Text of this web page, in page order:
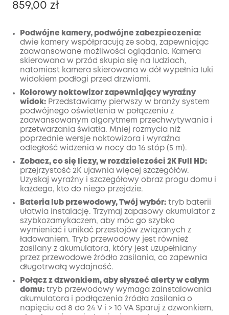
859,00 zł
Wyłączony
Kod:
KOPIA
Podwójne kamery, podwójne zabezpieczenia:
dwie kamery współpracują ze sobą, zapewniając
zaawansowane możliwości oglądania. Kamera
skierowana w przód skupia się na ludziach,
natomiast kamera skierowana w dół wypełnia luki
widokiem podłogi przed drzwiami.
Kolorowy noktowizor zapewniający wyraźny
widok: Przedstawiamy pierwszy w branży system
podwójnego oświetlenia w połączeniu z
zaawansowanym algorytmem przechwytywania i
przetwarzania światła. Mniej rozmycia niż
poprzednie wersje noktowizora i wyraźna
odległość widzenia w nocy do 16 stóp (5 m).
Zobacz, co się liczy, w rozdzielczości 2K Full HD:
przejrzystość 2K ujawnia więcej szczegółów.
Uzyskaj wyraźny i szczegółowy obraz progu domu i
każdego, kto do niego przejdzie.
Bateria lub przewodowy, Twój wybór: tryb baterii
ułatwia instalację. Trzymaj zapasowy akumulator z
szybkozamykaczem, aby móc go szybko
wymieniać i unikać przestojów związanych z
ładowaniem. Tryb przewodowy jest również
zasilany z akumulatora, który jest uzupełniany
przez przewodowe źródło zasilania, co zapewnia
długotrwałą wydajność.
Połącz z dzwonkiem, aby słyszeć alerty w całym
domu: tryb przewodowy wymaga zainstalowania
akumulatora i podłączenia źródła zasilania o
napięciu od 8 do 24 V i > 10 VA Sparuj z dzwonkiem,